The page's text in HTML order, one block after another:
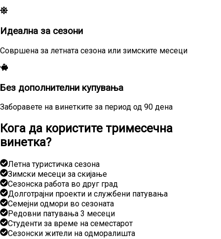
Идеална за сезони
Совршена за летната сезона или зимските месеци
Без дополнителни купувања
Заборавете на винетките за период од 90 дена
Кога да користите тримесечна
винетка?
Летна туристичка сезона
Зимски месеци за скијање
Сезонска работа во друг град
Долготрајни проекти и службени патувања
Семејни одмори во сезоната
Редовни патувања 3 месеци
Студенти за време на семестарот
Сезонски жители на одморалишта